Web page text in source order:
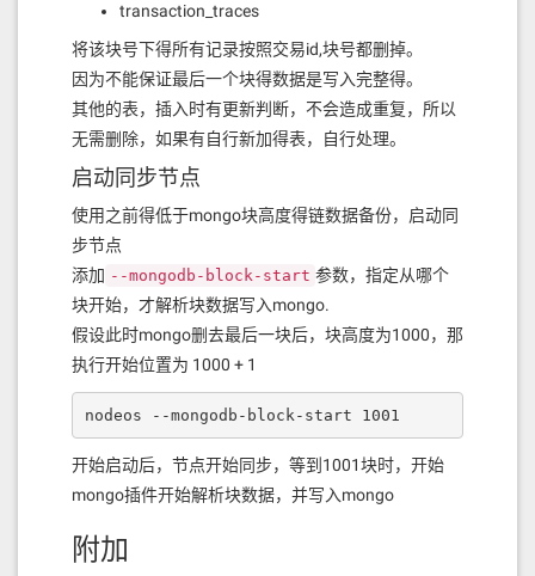
transaction_traces
将该块号下得所有记录按照交易id,块号都删掉。
因为不能保证最后一个块得数据是写入完整得。
其他的表，插入时有更新判断，不会造成重复，所以
无需删除，如果有自行新加得表，自行处理。
启动同步节点
使用之前得低于mongo块高度得链数据备份，启动同
步节点
添加 --mongodb-block-start 参数，指定从哪个
块开始，才解析块数据写入mongo.
假设此时mongo删去最后一块后，块高度为1000，那
执行开始位置为 1000 + 1
nodeos --mongodb-block-start 1001
开始启动后，节点开始同步，等到1001块时，开始
mongo插件开始解析块数据，并写入mongo
附加